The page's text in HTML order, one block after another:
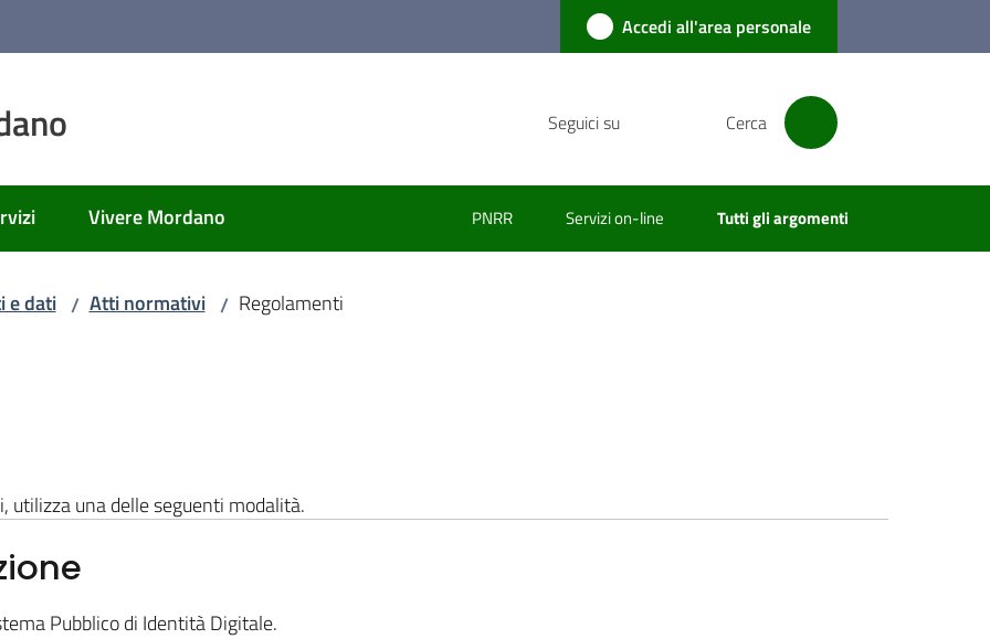
Accedi all'area personale
Seguici su Cerca
Vivere Mordano PNRR Servizi on-line Tutti gli argomenti
e dati / Atti normativi / Regolamenti
utilizza una delle seguenti modalità.
Pubblico di Identità Digitale.